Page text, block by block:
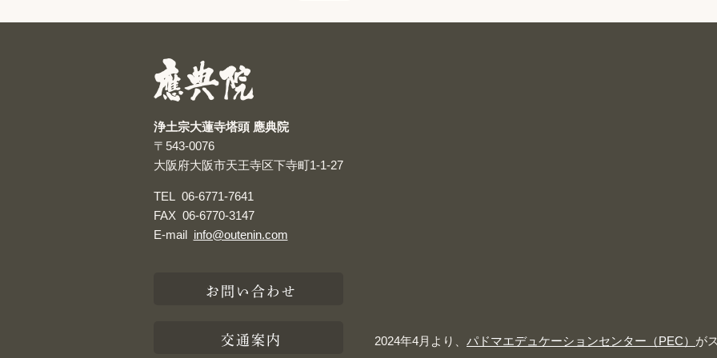
浄土宗大蓮寺塔頭 應典院
〒543-0076
大阪府大阪市天王寺区下寺町1-1-27
TEL 06-6771-7641
FAX 06-6770-3147
E-mail info@outenin.com
お問い合わせ
交通案内 2024年4月より、 パドマエデュケーションセンター（PEC） が